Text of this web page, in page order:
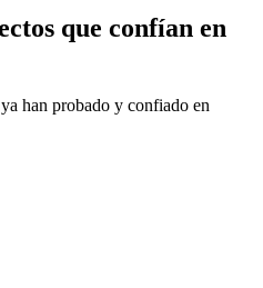
que confían en
han probado y confiado en